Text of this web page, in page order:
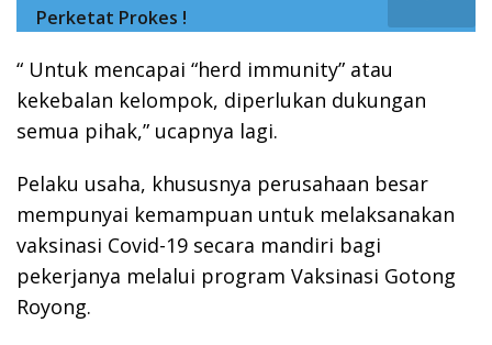
Perketat Prokes !
“ Untuk mencapai “herd immunity” atau
kekebalan kelompok, diperlukan dukungan
semua pihak,” ucapnya lagi.
Pelaku usaha, khususnya perusahaan besar
mempunyai kemampuan untuk melaksanakan
vaksinasi Covid-19 secara mandiri bagi
pekerjanya melalui program Vaksinasi Gotong
Royong.